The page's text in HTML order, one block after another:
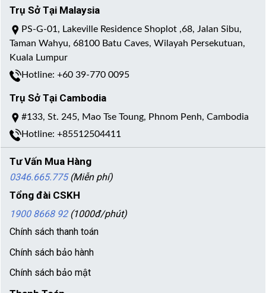
Trụ Sở Tại Malaysia
PS-G-01, Lakeville Residence Shoplot ,68, Jalan Sibu,
Taman Wahyu, 68100 Batu Caves, Wilayah Persekutuan,
Kuala Lumpur
Hotline: +60 39-770 0095
Trụ Sở Tại Cambodia
#133, St. 245, Mao Tse Toung, Phnom Penh, Cambodia
Hotline: +85512504411
Tư Vấn Mua Hàng
0346.665.775 (Miễn phí)
Tổng đài CSKH
1900 8668 92 (1000đ/phút)
Chính sách thanh toán
Chính sách bảo hành
Chính sách bảo mật